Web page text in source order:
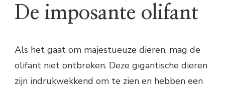
De imposante olifant
Als het gaat om majestueuze dieren, mag de
olifant niet ontbreken. Deze gigantische dieren
zijn indrukwekkend om te zien en hebben een